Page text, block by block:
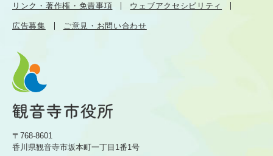
リンク・著作権・免責事項 ウェブアクセシビリティ
広告募集 ご意見・お問い合わせ
〒768-8601
香川県観音寺市坂本町一丁目1番1号